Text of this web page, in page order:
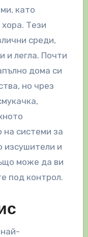
като
Тези
среди,
и легла. Почти
дома си
но чрез
системи за
изсушители и
може да ви
под контрол.